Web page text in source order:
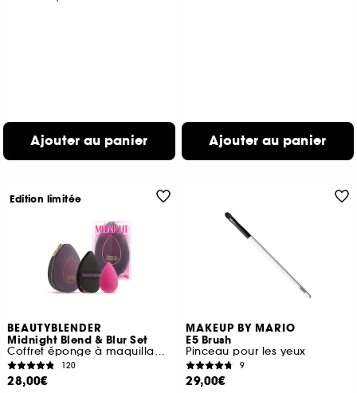
Ajouter au panier Ajouter au panier
BEAUTYBLENDER
Midnight Blend & Blur Set
Coffret éponge à maquillage, houppette et trousse
120
28,00€
Edition limitée
MAKEUP BY MARIO
E5 Brush
Pinceau pour les yeux
9
29,00€